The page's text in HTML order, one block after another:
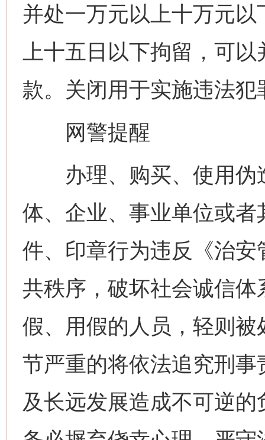
并处一万元以上十万元
上十五日以下拘留，可
款。关闭用于实施违法
网警提醒
办理、购买、使用伪
体、企业、事业单位或
件、印章行为违反《治
共秩序，破坏社会诚信
假、用假的人员，轻则
节严重的将依法追究刑
及长远发展造成不可逆
网上购药对药下症？
这是一记警钟！ 谢